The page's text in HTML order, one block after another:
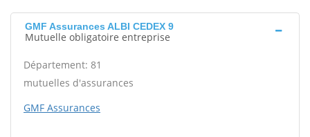
GMF Assurances ALBI CEDEX 9
Mutuelle obligatoire entreprise
Département: 81
mutuelles d'assurances
GMF Assurances